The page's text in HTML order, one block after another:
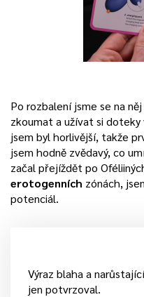
Po rozbalení jsme se na
zkoumat a užívat si doteky
jsem byl horlivější, takže
jsem hodně zvědavý, co
začal přejíždět po
erotogenních zónách,
potenciál.
Výraz blaha a
jen potvrzoval.